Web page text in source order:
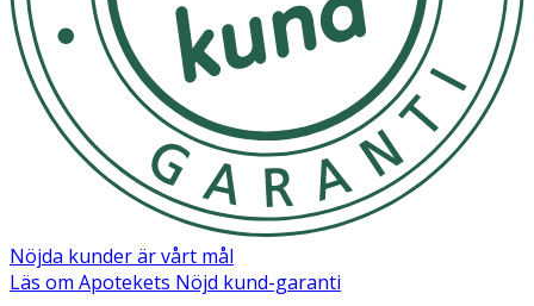
Nöjda kunder är vårt mål
Läs om Apotekets Nöjd kund-garanti